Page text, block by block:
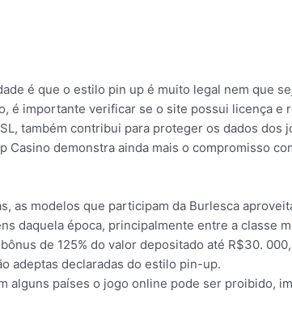
é que o estilo pin up é muito legal nem que
é importante verificar se o site possui licença e
também contribui para proteger os dados dos
Casino demonstra ainda mais o compromisso
as modelos que participam da Burlesca
daquela época, principalmente entre a classe
de 125% do valor depositado até R$30.
adeptas declaradas do estilo pin-up.
alguns países o jogo online pode ser proibido,